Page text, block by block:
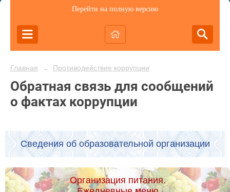
Перейти на полную версию
Главная → Противодействие коррупции
Обратная связь для сообщений
о фактах коррупции
Сведения об образовательной организации
Организация питания.